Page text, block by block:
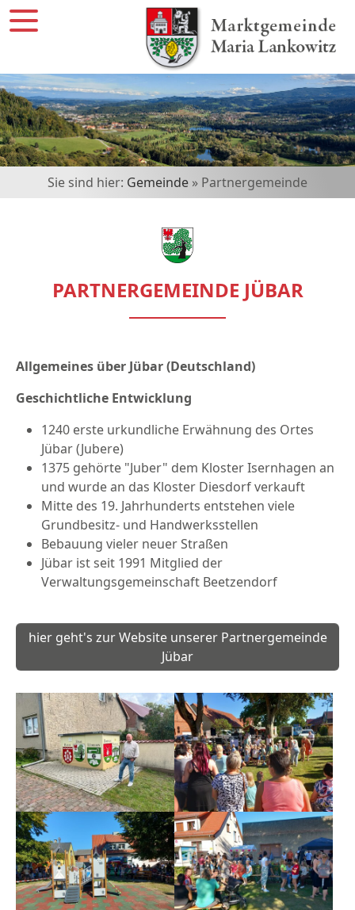
Sie sind hier: Gemeinde » Partnergemeinde
PARTNERGEMEINDE JÜBAR
Allgemeines über Jübar (Deutschland)
Geschichtliche Entwicklung
1240 erste urkundliche Erwähnung des Ortes
Jübar (Jubere)
1375 gehörte "Juber" dem Kloster Isernhagen an
und wurde an das Kloster Diesdorf verkauft
Mitte des 19. Jahrhunderts entstehen viele
Grundbesitz- und Handwerksstellen
Bebauung vieler neuer Straßen
Jübar ist seit 1991 Mitglied der
Verwaltungsgemeinschaft Beetzendorf
hier geht's zur Website unserer Partnergemeinde
Jübar
Show larger version Show larger version
Show larger version Show larger version